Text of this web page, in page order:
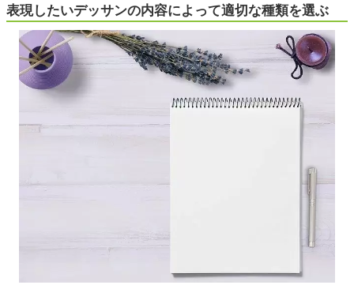
表現したいデッサンの内容によって適切な種類を選ぶ